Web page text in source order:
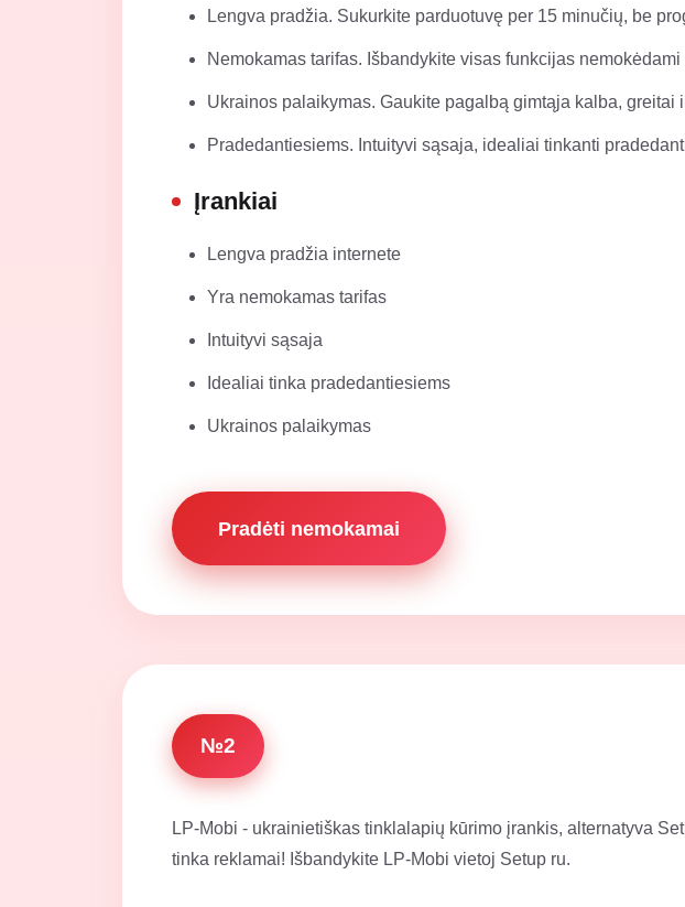
Lengva pradžia. Sukurkite parduotuvę per 15 minučių, be
Nemokamas tarifas. Išbandykite visas funkcijas
Ukrainos palaikymas. Gaukite pagalbą gimtąja kalba, greitai
Pradedantiesiems. Intuityvi sąsaja, idealiai tinkanti
Įrankiai
Lengva pradžia internete
Yra nemokamas tarifas
Intuityvi sąsaja
Idealiai tinka pradedantiesiems
Ukrainos palaikymas
Pradėti nemokamai
№2
LP-Mobi - ukrainietiškas tinklalapių kūrimo įrankis, alternatyva
tinka reklamai! Išbandykite LP-Mobi vietoj Setup ru.